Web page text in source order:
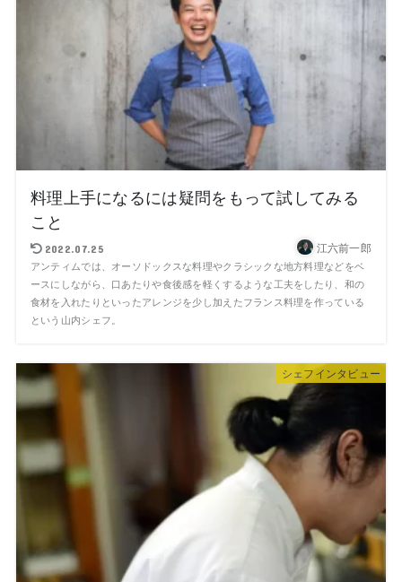
料理上手になるには疑問をもって試してみる
こと
2022.07.25 江六前一郎
アンティムでは、オーソドックスな料理やクラシックな地方料理などをベ
ースにしながら、口あたりや食後感を軽くするような工夫をしたり、和の
食材を入れたりといったアレンジを少し加えたフランス料理を作っている
という山内シェフ。
シェフインタビュー